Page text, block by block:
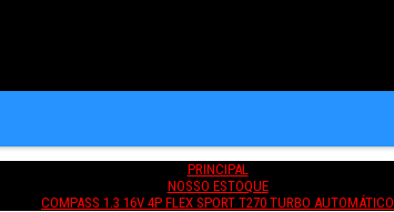
PRINCIPAL
NOSSO ESTOQUE
COMPASS 1.3 16V 4P FLEX SPORT T270 TURBO AUTOMÁTICO